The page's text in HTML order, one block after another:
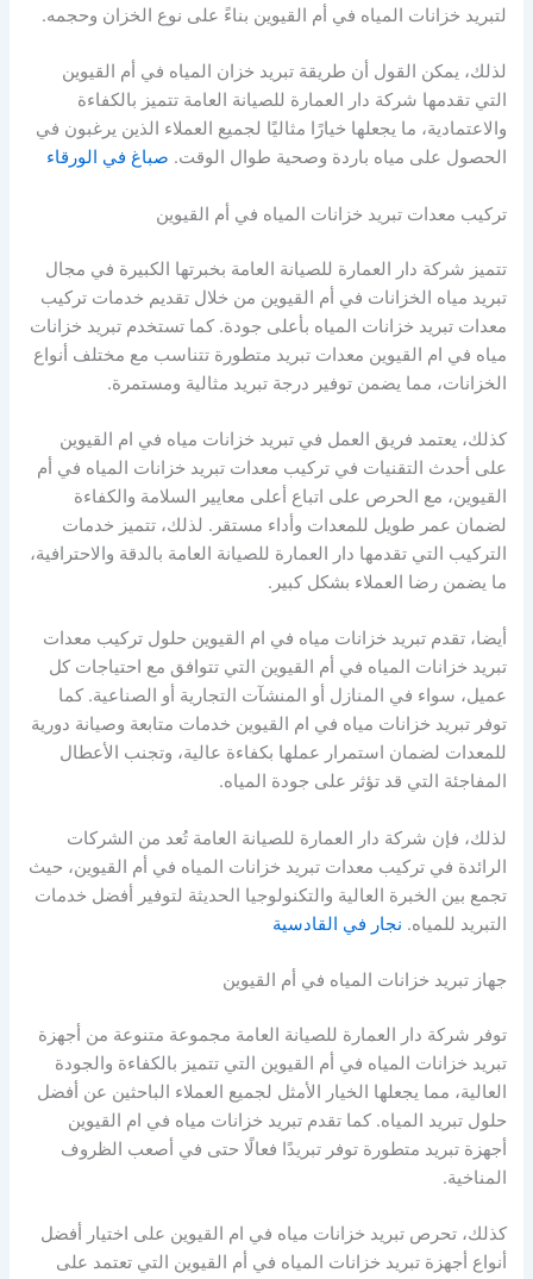
لتبريد خزانات المياه في أم القيوين بناءً على نوع الخزان وحجمه.
لذلك، يمكن القول أن طريقة تبريد خزان المياه في أم القيوين
التي تقدمها شركة دار العمارة للصيانة العامة تتميز بالكفاءة
والاعتمادية، ما يجعلها خيارًا مثاليًا لجميع العملاء الذين يرغبون في
الحصول على مياه باردة وصحية طوال الوقت. صباغ في الورقاء
تركيب معدات تبريد خزانات المياه في أم القيوين
تتميز شركة دار العمارة للصيانة العامة بخبرتها الكبيرة في مجال
تبريد مياه الخزانات في أم القيوين من خلال تقديم خدمات تركيب
معدات تبريد خزانات المياه بأعلى جودة. كما تستخدم تبريد خزانات
مياه في ام القيوين معدات تبريد متطورة تتناسب مع مختلف أنواع
الخزانات، مما يضمن توفير درجة تبريد مثالية ومستمرة.
كذلك، يعتمد فريق العمل في تبريد خزانات مياه في ام القيوين
على أحدث التقنيات في تركيب معدات تبريد خزانات المياه في أم
القيوين، مع الحرص على اتباع أعلى معايير السلامة والكفاءة
لضمان عمر طويل للمعدات وأداء مستقر. لذلك، تتميز خدمات
التركيب التي تقدمها دار العمارة للصيانة العامة بالدقة والاحترافية،
ما يضمن رضا العملاء بشكل كبير.
أيضا، تقدم تبريد خزانات مياه في ام القيوين حلول تركيب معدات
تبريد خزانات المياه في أم القيوين التي تتوافق مع احتياجات كل
عميل، سواء في المنازل أو المنشآت التجارية أو الصناعية. كما
توفر تبريد خزانات مياه في ام القيوين خدمات متابعة وصيانة دورية
للمعدات لضمان استمرار عملها بكفاءة عالية، وتجنب الأعطال
المفاجئة التي قد تؤثر على جودة المياه.
لذلك، فإن شركة دار العمارة للصيانة العامة تُعد من الشركات
الرائدة في تركيب معدات تبريد خزانات المياه في أم القيوين، حيث
تجمع بين الخبرة العالية والتكنولوجيا الحديثة لتوفير أفضل خدمات
التبريد للمياه. نجار في القادسية
جهاز تبريد خزانات المياه في أم القيوين
توفر شركة دار العمارة للصيانة العامة مجموعة متنوعة من أجهزة
تبريد خزانات المياه في أم القيوين التي تتميز بالكفاءة والجودة
العالية، مما يجعلها الخيار الأمثل لجميع العملاء الباحثين عن أفضل
حلول تبريد المياه. كما تقدم تبريد خزانات مياه في ام القيوين
أجهزة تبريد متطورة توفر تبريدًا فعالًا حتى في أصعب الظروف
المناخية.
كذلك، تحرص تبريد خزانات مياه في ام القيوين على اختيار أفضل
أنواع أجهزة تبريد خزانات المياه في أم القيوين التي تعتمد على